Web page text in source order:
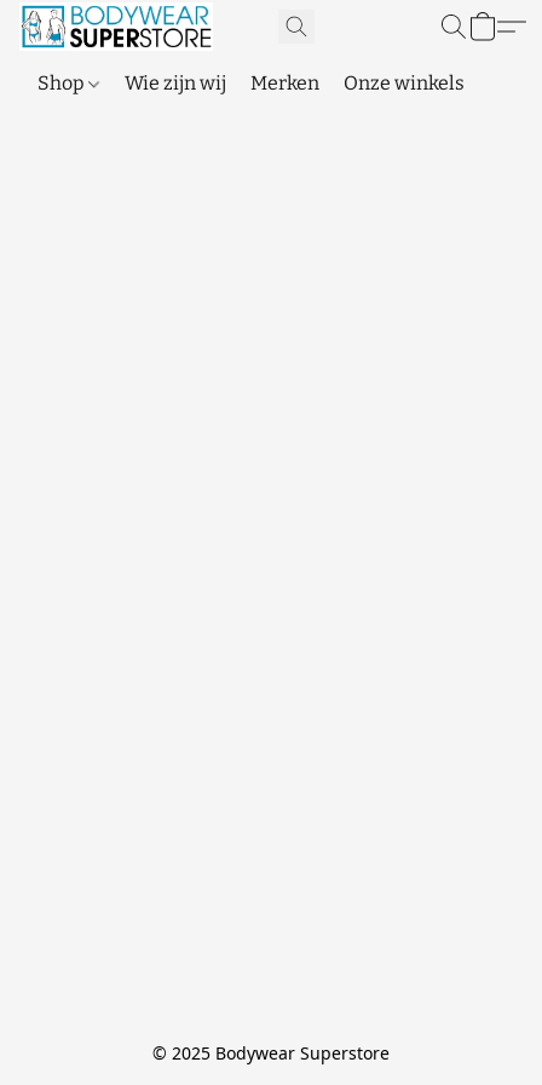
Shop Wie zijn wij Merken Onze winkels
© 2025 Bodywear Superstore